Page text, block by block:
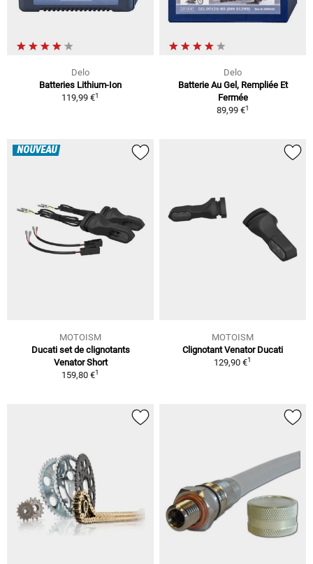
Delo
Batteries Lithium-Ion
119,99 €1
Delo
Batterie Au Gel, Rempliée Et
Fermée
89,99 €1
NOUVEAU
MOTOISM
Ducati set de clignotants
Venator Short
159,80 €1
MOTOISM
Clignotant Venator Ducati
129,90 €1